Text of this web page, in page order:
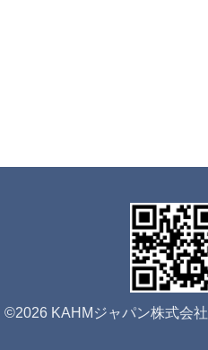
©2026 KAHMジャパン株式会社